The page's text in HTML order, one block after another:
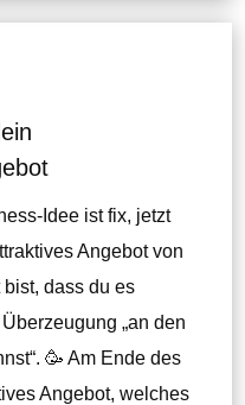
Idee ist fix, jetzt
Angebot von
dass du es
„an den
🥳 Am Ende des
Angebot, welches